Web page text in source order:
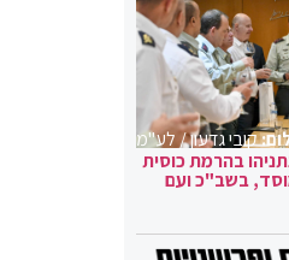
קובי גדעון / לע"מ
בהרמת כוסית
בשב"כ ועם